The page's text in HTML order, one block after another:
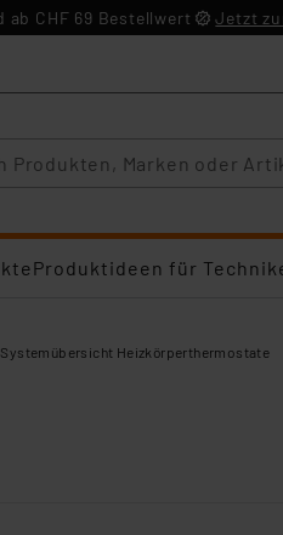
CHF 69 Bestellwert Jetzt
Produktideen für
Systemübersicht Heizkörperthermostate